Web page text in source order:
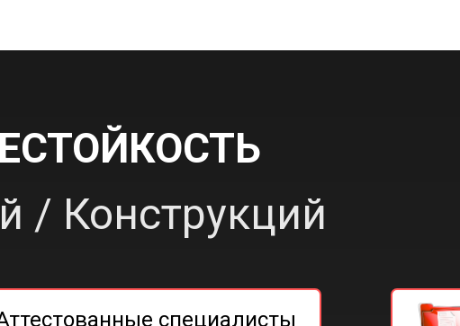
специалисты
/ Конструкций